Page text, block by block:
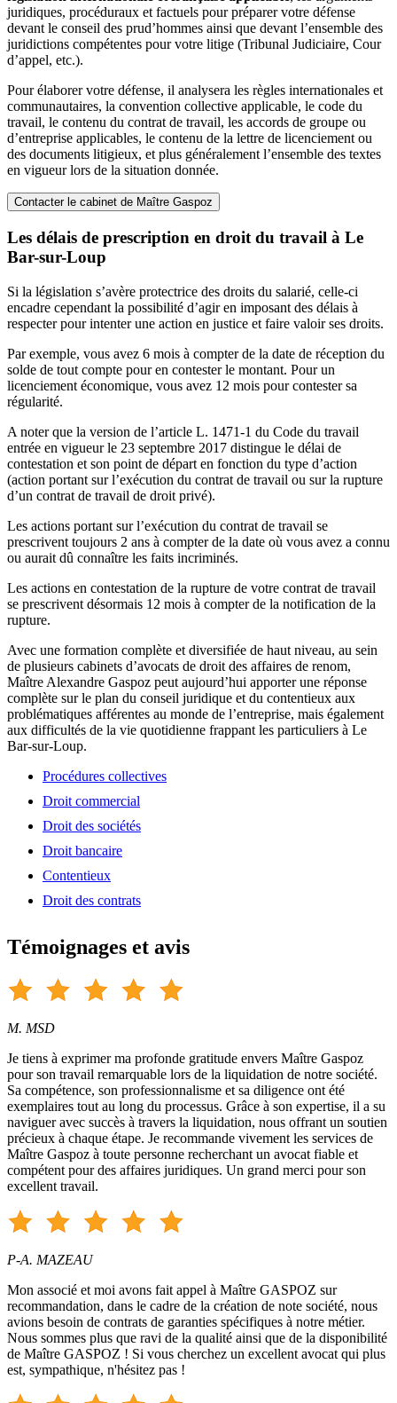
juridiques, procéduraux et factuels pour préparer votre défense
devant le conseil des prud’hommes ainsi que devant l’ensemble des
juridictions compétentes pour votre litige (Tribunal Judiciaire, Cour
d’appel, etc.).
Pour élaborer votre défense, il analysera les règles internationales et
communautaires, la convention collective applicable, le code du
travail, le contenu du contrat de travail, les accords de groupe ou
d’entreprise applicables, le contenu de la lettre de licenciement ou
des documents litigieux, et plus généralement l’ensemble des textes
en vigueur lors de la situation donnée.
Contacter le cabinet de Maître Gaspoz
Les délais de prescription en droit du travail à Le
Bar-sur-Loup
Si la législation s’avère protectrice des droits du salarié, celle-ci
encadre cependant la possibilité d’agir en imposant des délais à
respecter pour intenter une action en justice et faire valoir ses droits.
Par exemple, vous avez 6 mois à compter de la date de réception du
solde de tout compte pour en contester le montant. Pour un
licenciement économique, vous avez 12 mois pour contester sa
régularité.
A noter que la version de l’article L. 1471-1 du Code du travail
entrée en vigueur le 23 septembre 2017 distingue le délai de
contestation et son point de départ en fonction du type d’action
(action portant sur l’exécution du contrat de travail ou sur la rupture
d’un contrat de travail de droit privé).
Les actions portant sur l’exécution du contrat de travail se
prescrivent toujours 2 ans à compter de la date où vous avez a connu
ou aurait dû connaître les faits incriminés.
Les actions en contestation de la rupture de votre contrat de travail
se prescrivent désormais 12 mois à compter de la notification de la
rupture.
Avec une formation complète et diversifiée de haut niveau, au sein
de plusieurs cabinets d’avocats de droit des affaires de renom,
Maître Alexandre Gaspoz peut aujourd’hui apporter une réponse
complète sur le plan du conseil juridique et du contentieux aux
problématiques afférentes au monde de l’entreprise, mais également
aux difficultés de la vie quotidienne frappant les particuliers à Le
Bar-sur-Loup.
Procédures collectives
Droit commercial
Droit des sociétés
Droit bancaire
Contentieux
Droit des contrats
Témoignages et avis
M. MSD
Je tiens à exprimer ma profonde gratitude envers Maître Gaspoz
pour son travail remarquable lors de la liquidation de notre société.
Sa compétence, son professionnalisme et sa diligence ont été
exemplaires tout au long du processus. Grâce à son expertise, il a su
naviguer avec succès à travers la liquidation, nous offrant un soutien
précieux à chaque étape. Je recommande vivement les services de
Maître Gaspoz à toute personne recherchant un avocat fiable et
compétent pour des affaires juridiques. Un grand merci pour son
excellent travail.
P-A. MAZEAU
Mon associé et moi avons fait appel à Maître GASPOZ sur
recommandation, dans le cadre de la création de note société, nous
avions besoin de contrats de garanties spécifiques à notre métier.
Nous sommes plus que ravi de la qualité ainsi que de la disponibilité
de Maître GASPOZ ! Si vous cherchez un excellent avocat qui plus
est, sympathique, n'hésitez pas !